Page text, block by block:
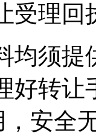
受理回
均须提
好转让
，安全